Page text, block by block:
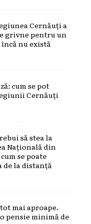
Cernăuți a
grivne pentru un
nu există
cum se pot
Cernăuți
să stea la
Națională din
se poate
la distanță
mai aproape.
pensie minimă de